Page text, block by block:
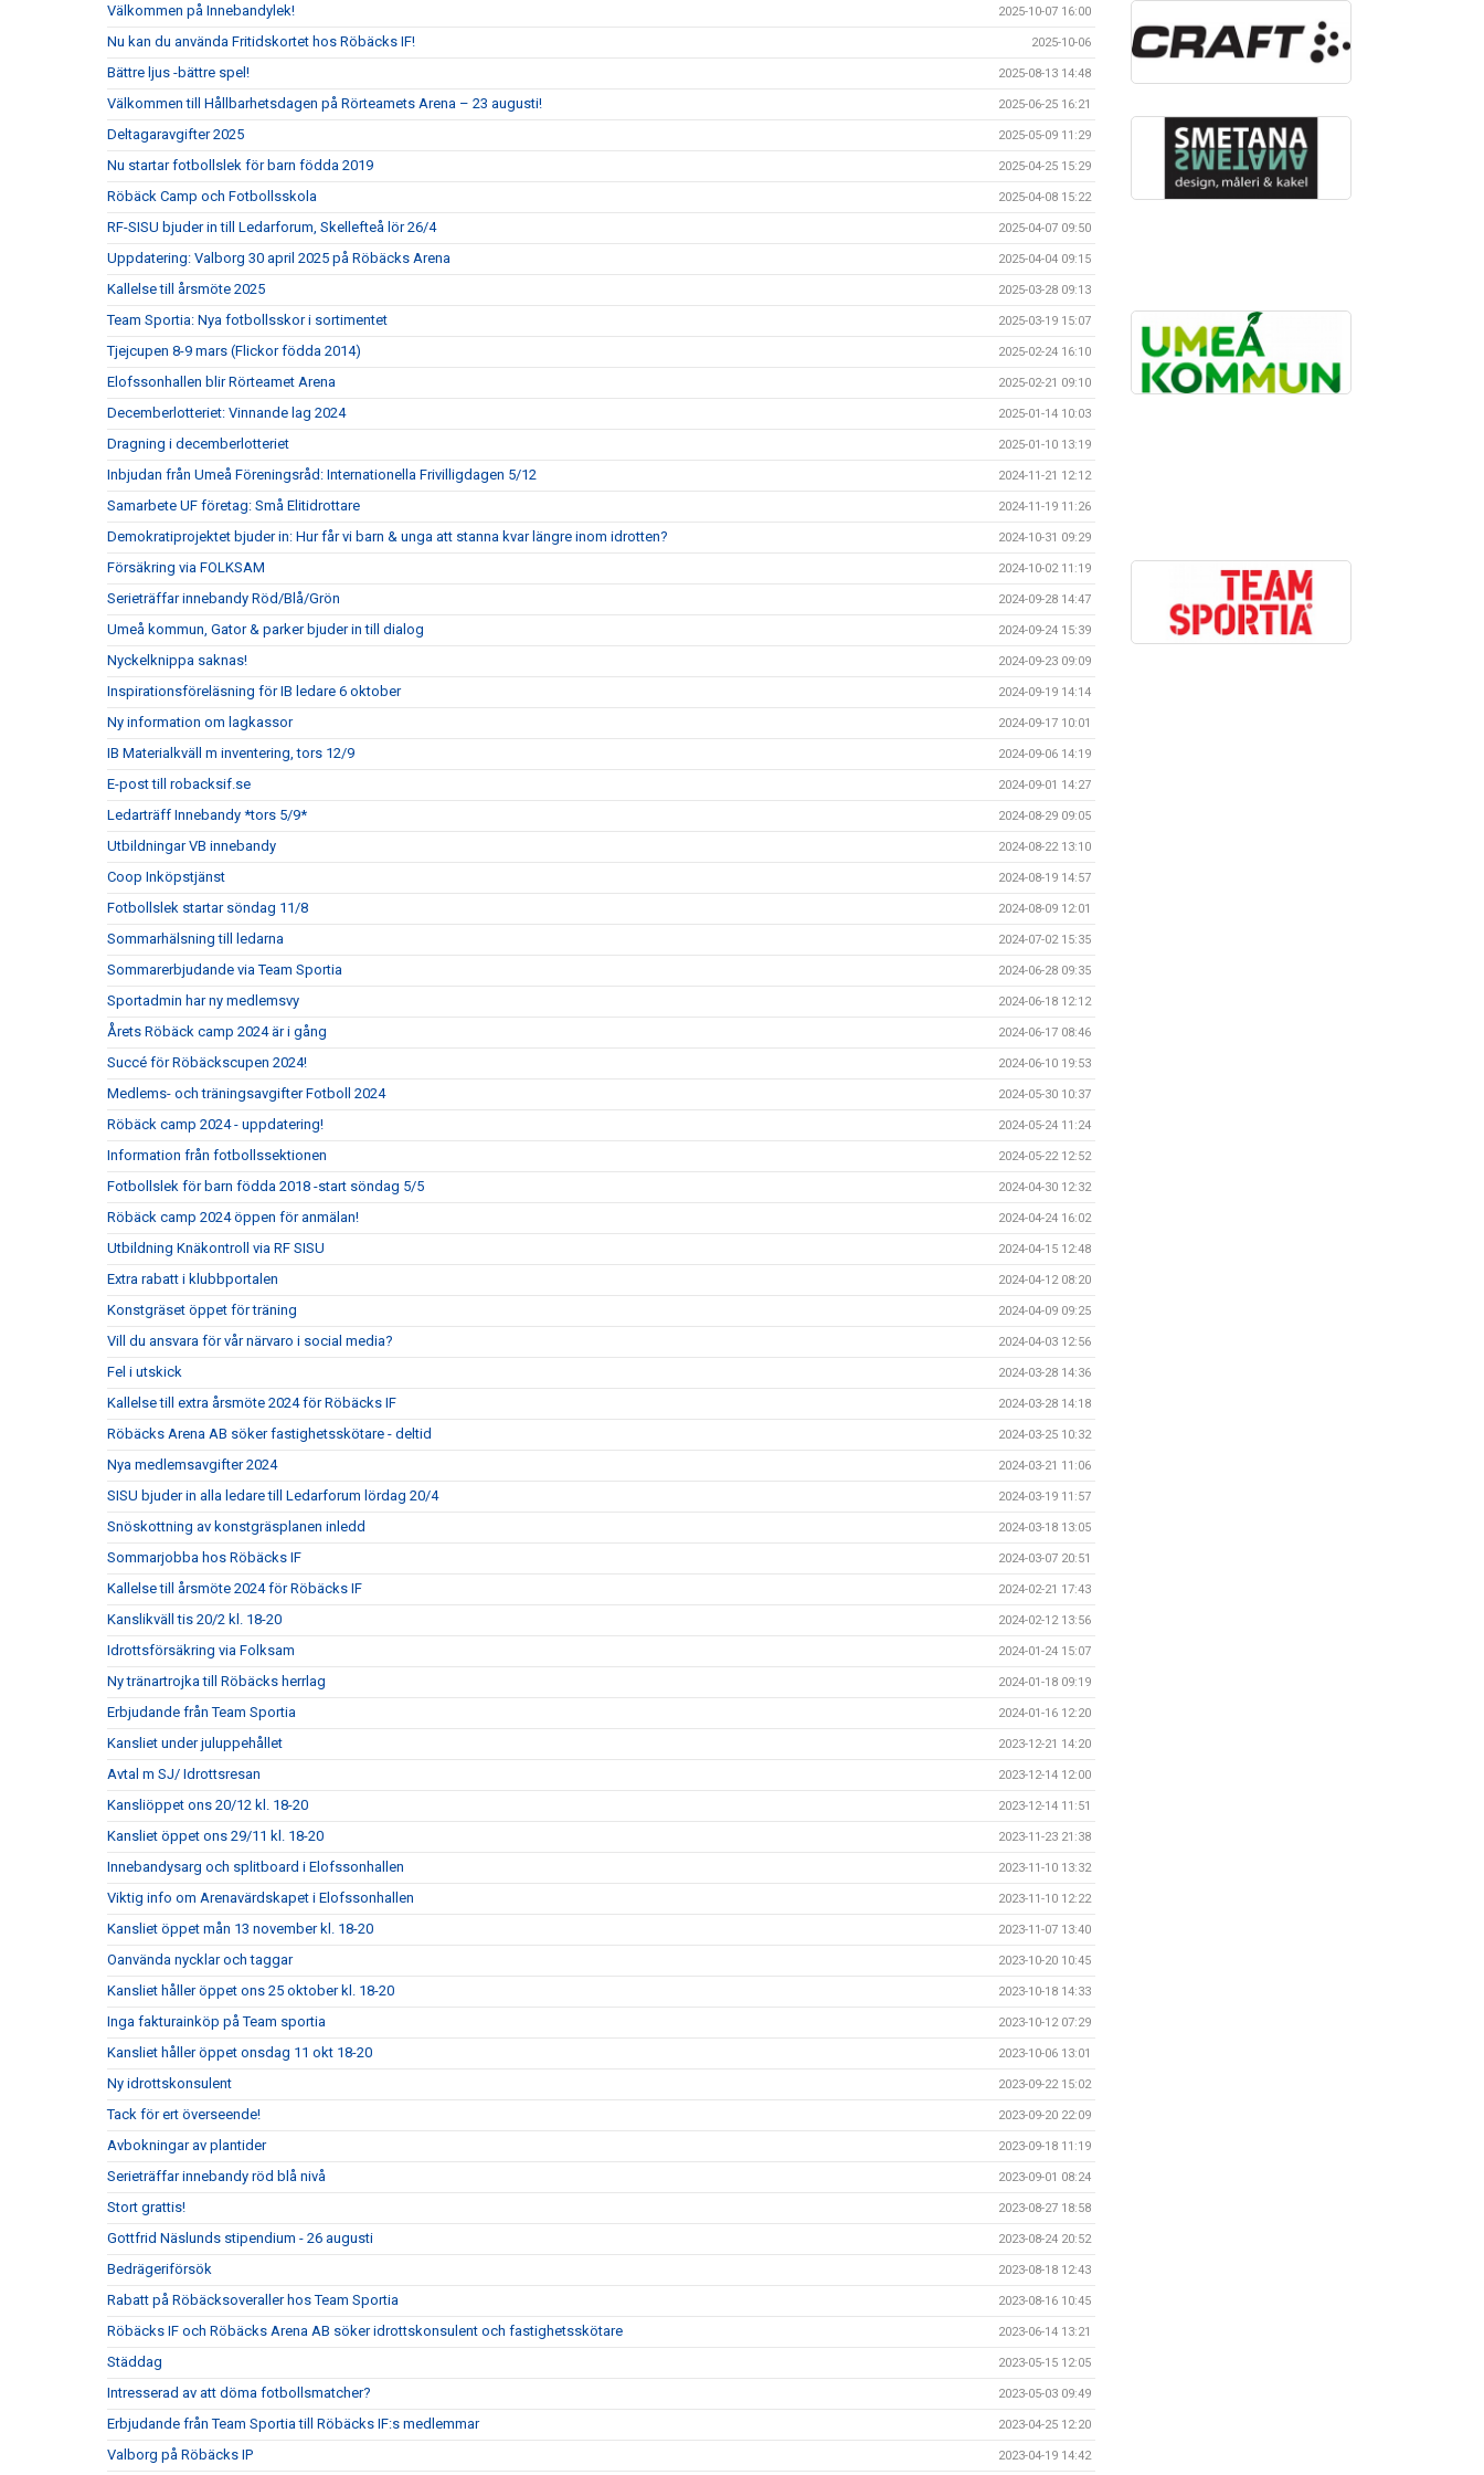
Välkommen på Innebandylek! 2025-10-07 16:00
Nu kan du använda Fritidskortet hos Röbäcks IF! 2025-10-06
Bättre ljus -bättre spel! 2025-08-13 14:48
Välkommen till Hållbarhetsdagen på Rörteamets Arena – 23 augusti! 2025-06-25 16:21
Deltagaravgifter 2025 2025-05-09 11:29
Nu startar fotbollslek för barn födda 2019 2025-04-25 15:29
Röbäck Camp och Fotbollsskola 2025-04-08 15:22
RF-SISU bjuder in till Ledarforum, Skellefteå lör 26/4 2025-04-07 09:50
Uppdatering: Valborg 30 april 2025 på Röbäcks Arena 2025-04-04 09:15
Kallelse till årsmöte 2025 2025-03-28 09:13
Team Sportia: Nya fotbollsskor i sortimentet 2025-03-19 15:07
Tjejcupen 8-9 mars (Flickor födda 2014) 2025-02-24 16:10
Elofssonhallen blir Rörteamet Arena 2025-02-21 09:10
Decemberlotteriet: Vinnande lag 2024 2025-01-14 10:03
Dragning i decemberlotteriet 2025-01-10 13:19
Inbjudan från Umeå Föreningsråd: Internationella Frivilligdagen 5/12 2024-11-21 12:12
Samarbete UF företag: Små Elitidrottare 2024-11-19 11:26
Demokratiprojektet bjuder in: Hur får vi barn & unga att stanna kvar längre inom idrotten? 2024-10-31 09:29
Försäkring via FOLKSAM 2024-10-02 11:19
Serieträffar innebandy Röd/Blå/Grön 2024-09-28 14:47
Umeå kommun, Gator & parker bjuder in till dialog 2024-09-24 15:39
Nyckelknippa saknas! 2024-09-23 09:09
Inspirationsföreläsning för IB ledare 6 oktober 2024-09-19 14:14
Ny information om lagkassor 2024-09-17 10:01
IB Materialkväll m inventering, tors 12/9 2024-09-06 14:19
E-post till robacksif.se 2024-09-01 14:27
Ledarträff Innebandy *tors 5/9* 2024-08-29 09:05
Utbildningar VB innebandy 2024-08-22 13:10
Coop Inköpstjänst 2024-08-19 14:57
Fotbollslek startar söndag 11/8 2024-08-09 12:01
Sommarhälsning till ledarna 2024-07-02 15:35
Sommarerbjudande via Team Sportia 2024-06-28 09:35
Sportadmin har ny medlemsvy 2024-06-18 12:12
Årets Röbäck camp 2024 är i gång 2024-06-17 08:46
Succé för Röbäckscupen 2024! 2024-06-10 19:53
Medlems- och träningsavgifter Fotboll 2024 2024-05-30 10:37
Röbäck camp 2024 - uppdatering! 2024-05-24 11:24
Information från fotbollssektionen 2024-05-22 12:52
Fotbollslek för barn födda 2018 -start söndag 5/5 2024-04-30 12:32
Röbäck camp 2024 öppen för anmälan! 2024-04-24 16:02
Utbildning Knäkontroll via RF SISU 2024-04-15 12:48
Extra rabatt i klubbportalen 2024-04-12 08:20
Konstgräset öppet för träning 2024-04-09 09:25
Vill du ansvara för vår närvaro i social media? 2024-04-03 12:56
Fel i utskick 2024-03-28 14:36
Kallelse till extra årsmöte 2024 för Röbäcks IF 2024-03-28 14:18
Röbäcks Arena AB söker fastighetsskötare - deltid 2024-03-25 10:32
Nya medlemsavgifter 2024 2024-03-21 11:06
SISU bjuder in alla ledare till Ledarforum lördag 20/4 2024-03-19 11:57
Snöskottning av konstgräsplanen inledd 2024-03-18 13:05
Sommarjobba hos Röbäcks IF 2024-03-07 20:51
Kallelse till årsmöte 2024 för Röbäcks IF 2024-02-21 17:43
Kanslikväll tis 20/2 kl. 18-20 2024-02-12 13:56
Idrottsförsäkring via Folksam 2024-01-24 15:07
Ny tränartrojka till Röbäcks herrlag 2024-01-18 09:19
Erbjudande från Team Sportia 2024-01-16 12:20
Kansliet under juluppehållet 2023-12-21 14:20
Avtal m SJ/ Idrottsresan 2023-12-14 12:00
Kansliöppet ons 20/12 kl. 18-20 2023-12-14 11:51
Kansliet öppet ons 29/11 kl. 18-20 2023-11-23 21:38
Innebandysarg och splitboard i Elofssonhallen 2023-11-10 13:32
Viktig info om Arenavärdskapet i Elofssonhallen 2023-11-10 12:22
Kansliet öppet mån 13 november kl. 18-20 2023-11-07 13:40
Oanvända nycklar och taggar 2023-10-20 10:45
Kansliet håller öppet ons 25 oktober kl. 18-20 2023-10-18 14:33
Inga fakturainköp på Team sportia 2023-10-12 07:29
Kansliet håller öppet onsdag 11 okt 18-20 2023-10-06 13:01
Ny idrottskonsulent 2023-09-22 15:02
Tack för ert överseende! 2023-09-20 22:09
Avbokningar av plantider 2023-09-18 11:19
Serieträffar innebandy röd blå nivå 2023-09-01 08:24
Stort grattis! 2023-08-27 18:58
Gottfrid Näslunds stipendium - 26 augusti 2023-08-24 20:52
Bedrägeriförsök 2023-08-18 12:43
Rabatt på Röbäcksoveraller hos Team Sportia 2023-08-16 10:45
Röbäcks IF och Röbäcks Arena AB söker idrottskonsulent och fastighetsskötare 2023-06-14 13:21
Städdag 2023-05-15 12:05
Intresserad av att döma fotbollsmatcher? 2023-05-03 09:49
Erbjudande från Team Sportia till Röbäcks IF:s medlemmar 2023-04-25 12:20
Valborg på Röbäcks IP 2023-04-19 14:42